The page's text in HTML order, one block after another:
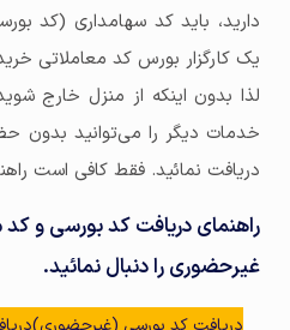
دارید، باید کد سهامداری (کد
یک کارگزار بورس کد معاملاتی
لذا بدون اینکه از منزل خارج
خدمات دیگر را می‌توانید بدون
دریافت نمائید. فقط کافی است
راهنمای دریافت کد بورسی و کد
غیرحضوری را دنبال نمائید.